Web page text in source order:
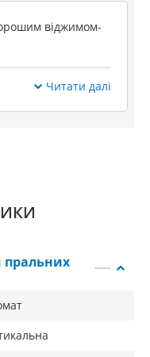
віджимом-
Читати далі
пральних